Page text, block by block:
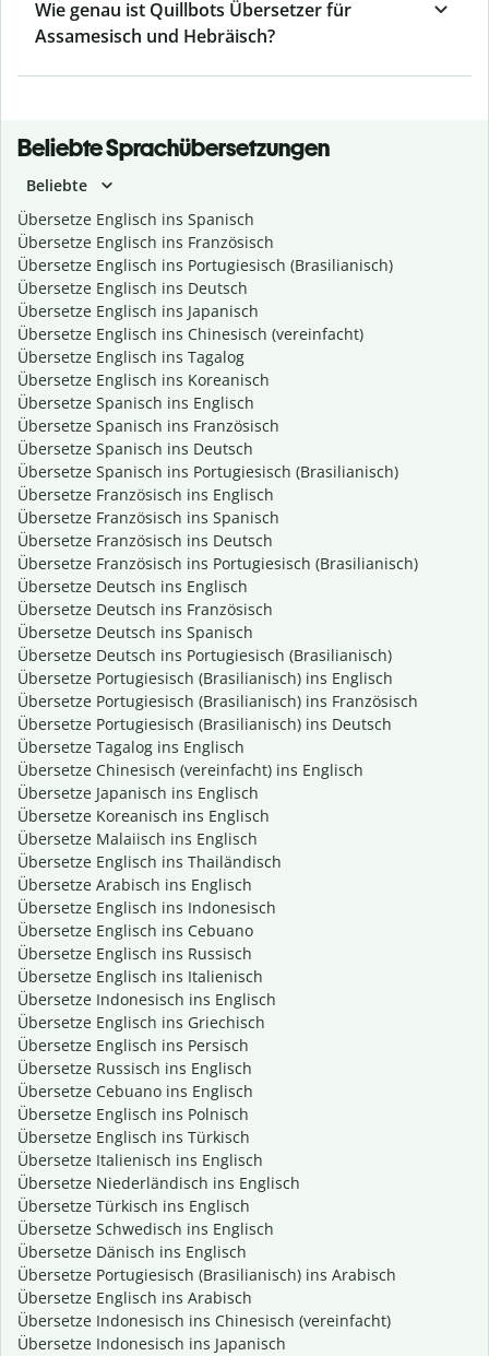
Wie genau ist Quillbots Übersetzer für
Assamesisch und Hebräisch?
Beliebte Sprachübersetzungen
Beliebte
Übersetze Englisch ins Spanisch
Übersetze Englisch ins Französisch
Übersetze Englisch ins Portugiesisch (Brasilianisch)
Übersetze Englisch ins Deutsch
Übersetze Englisch ins Japanisch
Übersetze Englisch ins Chinesisch (vereinfacht)
Übersetze Englisch ins Tagalog
Übersetze Englisch ins Koreanisch
Übersetze Spanisch ins Englisch
Übersetze Spanisch ins Französisch
Übersetze Spanisch ins Deutsch
Übersetze Spanisch ins Portugiesisch (Brasilianisch)
Übersetze Französisch ins Englisch
Übersetze Französisch ins Spanisch
Übersetze Französisch ins Deutsch
Übersetze Französisch ins Portugiesisch (Brasilianisch)
Übersetze Deutsch ins Englisch
Übersetze Deutsch ins Französisch
Übersetze Deutsch ins Spanisch
Übersetze Deutsch ins Portugiesisch (Brasilianisch)
Übersetze Portugiesisch (Brasilianisch) ins Englisch
Übersetze Portugiesisch (Brasilianisch) ins Französisch
Übersetze Portugiesisch (Brasilianisch) ins Deutsch
Übersetze Tagalog ins Englisch
Übersetze Chinesisch (vereinfacht) ins Englisch
Übersetze Japanisch ins Englisch
Übersetze Koreanisch ins Englisch
Übersetze Malaiisch ins Englisch
Übersetze Englisch ins Thailändisch
Übersetze Arabisch ins Englisch
Übersetze Englisch ins Indonesisch
Übersetze Englisch ins Cebuano
Übersetze Englisch ins Russisch
Übersetze Englisch ins Italienisch
Übersetze Indonesisch ins Englisch
Übersetze Englisch ins Griechisch
Übersetze Englisch ins Persisch
Übersetze Russisch ins Englisch
Übersetze Cebuano ins Englisch
Übersetze Englisch ins Polnisch
Übersetze Englisch ins Türkisch
Übersetze Italienisch ins Englisch
Übersetze Niederländisch ins Englisch
Übersetze Türkisch ins Englisch
Übersetze Schwedisch ins Englisch
Übersetze Dänisch ins Englisch
Übersetze Portugiesisch (Brasilianisch) ins Arabisch
Übersetze Englisch ins Arabisch
Übersetze Indonesisch ins Chinesisch (vereinfacht)
Übersetze Indonesisch ins Japanisch